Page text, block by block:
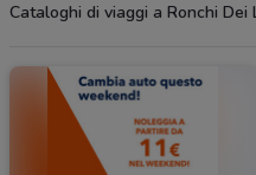
Cataloghi di viaggi a Ronchi Dei